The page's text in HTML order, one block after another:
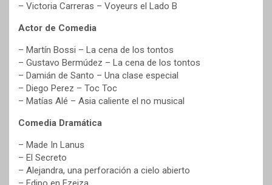
– Victoria Carreras – Voyeurs el Lado B
Actor de Comedia
– Martín Bossi – La cena de los tontos
– Gustavo Bermúdez – La cena de los tontos
– Damián de Santo – Una clase especial
– Diego Perez – Toc Toc
– Matías Alé – Asia caliente el no musical
Comedia Dramática
– Made In Lanus
– El Secreto
– Alejandra, una perforación a cielo abierto